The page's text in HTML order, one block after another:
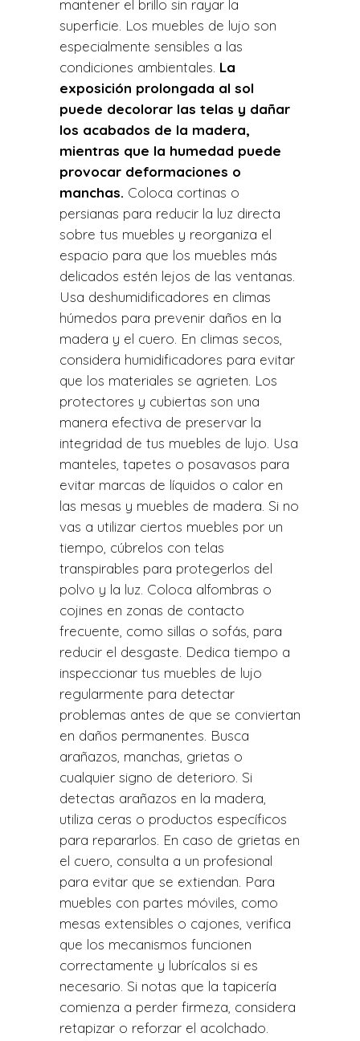
mantener el brillo sin rayar la
superficie. Los muebles de lujo son
especialmente sensibles a las
condiciones ambientales. La
exposición prolongada al sol
puede decolorar las telas y dañar
los acabados de la madera,
mientras que la humedad puede
provocar deformaciones o
manchas. Coloca cortinas o
persianas para reducir la luz directa
sobre tus muebles y reorganiza el
espacio para que los muebles más
delicados estén lejos de las ventanas.
Usa deshumidificadores en climas
húmedos para prevenir daños en la
madera y el cuero. En climas secos,
considera humidificadores para evitar
que los materiales se agrieten. Los
protectores y cubiertas son una
manera efectiva de preservar la
integridad de tus muebles de lujo. Usa
manteles, tapetes o posavasos para
evitar marcas de líquidos o calor en
las mesas y muebles de madera. Si no
vas a utilizar ciertos muebles por un
tiempo, cúbrelos con telas
transpirables para protegerlos del
polvo y la luz. Coloca alfombras o
cojines en zonas de contacto
frecuente, como sillas o sofás, para
reducir el desgaste. Dedica tiempo a
inspeccionar tus muebles de lujo
regularmente para detectar
problemas antes de que se conviertan
en daños permanentes. Busca
arañazos, manchas, grietas o
cualquier signo de deterioro. Si
detectas arañazos en la madera,
utiliza ceras o productos específicos
para repararlos. En caso de grietas en
el cuero, consulta a un profesional
para evitar que se extiendan. Para
muebles con partes móviles, como
mesas extensibles o cajones, verifica
que los mecanismos funcionen
correctamente y lubrícalos si es
necesario. Si notas que la tapicería
comienza a perder firmeza, considera
retapizar o reforzar el acolchado.